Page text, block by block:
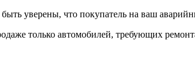
уверены, что покупатель на ваш
только автомобилей, требующих